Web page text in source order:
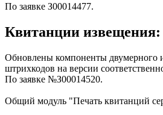
По заявке З00014477.
Квитанции извещения:
Обновлены компоненты двумерного
штрихкодов на версии
По заявке №З00014520.
Общий модуль "Печать квитанций